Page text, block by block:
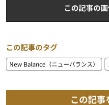
この記事の
この記事のタグ
New Balance（ニューバランス）
この記